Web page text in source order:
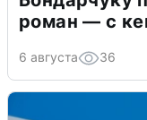
роман — с
6 августа 36